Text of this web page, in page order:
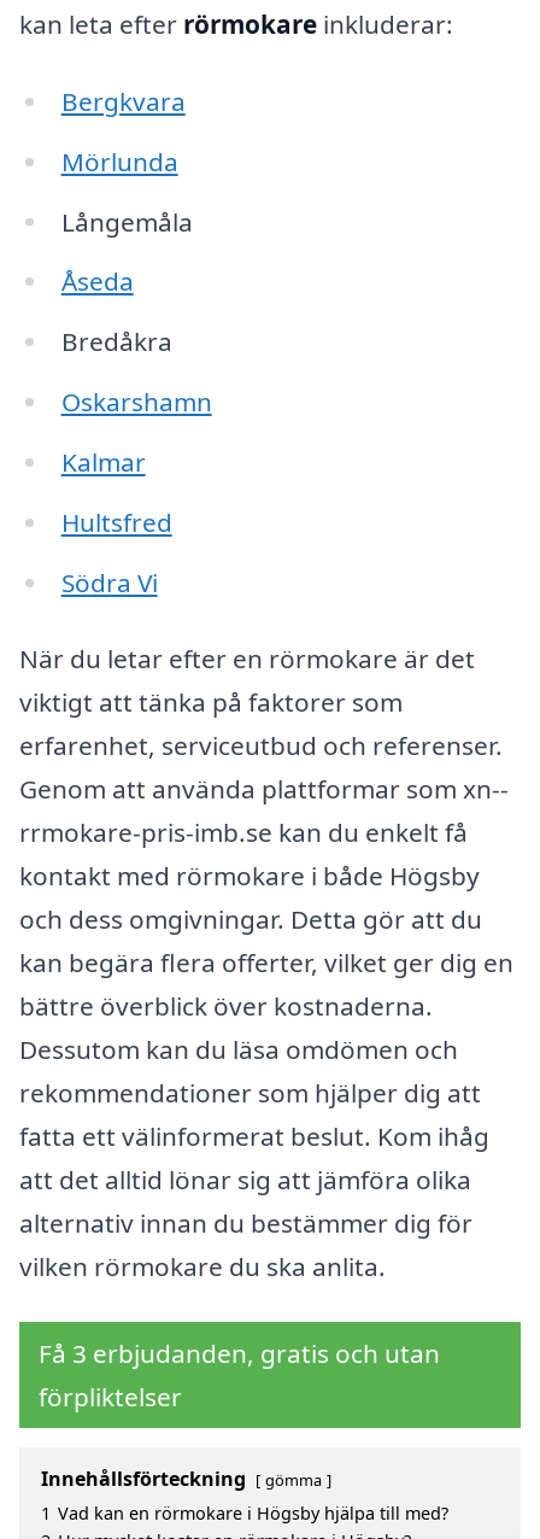
kan leta efter rörmokare inkluderar:
Bergkvara
Mörlunda
Långemåla
Åseda
Bredåkra
Oskarshamn
Kalmar
Hultsfred
Södra Vi
När du letar efter en rörmokare är det
viktigt att tänka på faktorer som
erfarenhet, serviceutbud och referenser.
Genom att använda plattformar som xn--
rrmokare-pris-imb.se kan du enkelt få
kontakt med rörmokare i både Högsby
och dess omgivningar. Detta gör att du
kan begära flera offerter, vilket ger dig en
bättre överblick över kostnaderna.
Dessutom kan du läsa omdömen och
rekommendationer som hjälper dig att
fatta ett välinformerat beslut. Kom ihåg
att det alltid lönar sig att jämföra olika
alternativ innan du bestämmer dig för
vilken rörmokare du ska anlita.
Få 3 erbjudanden, gratis och utan
förpliktelser
Innehållsförteckning gömma
1 Vad kan en rörmokare i Högsby hjälpa till med?